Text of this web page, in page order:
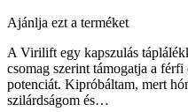
Ajánlja ezt a terméket
A Virilift egy kapszulás
csomag szerint támogatja a férfi
potenciát. Kipróbáltam, mert
szilárdságom és…